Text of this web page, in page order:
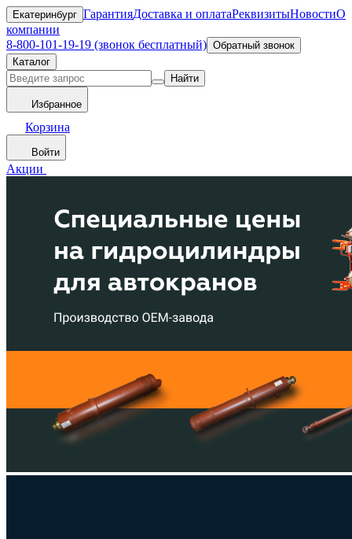
Екатеринбург ГарантияДоставка и оплатаРеквизитыНовостиО
компании
8-800-101-19-19 (звонок бесплатный) Обратный звонок
Каталог
Найти
Избранное
Корзина
Войти
Акции